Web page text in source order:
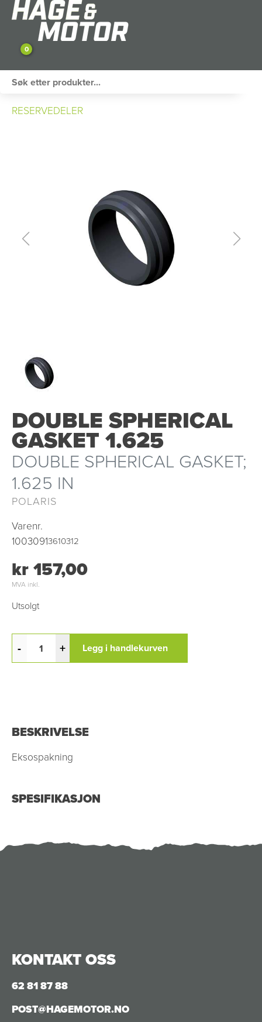
0
SNØSCOOTER
RESERVEDELER
DOUBLE SPHERICAL
GASKET 1.625
DOUBLE SPHERICAL GASKET;
1.625 IN
POLARIS
Varenr.
10030913610312
kr 157,00
MVA inkl.
Utsolgt
- + Legg i handlekurven
BESKRIVELSE
Eksospakning
SPESIFIKASJON
KONTAKT OSS
62 81 87 88
POST@HAGEMOTOR.NO